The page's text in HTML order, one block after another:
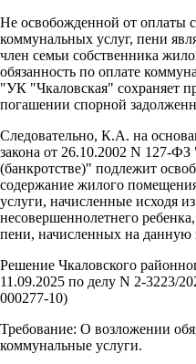
Не освобожденной от оплаты
коммунальных услуг, пени
член семьи собственника
обязанность по оплате
"УК "Чкаловская" сохраняет
погашении спорной
Следовательно, К.А. на
закона от 26.10.2002 N 127-ФЗ
(банкротстве)" подлежит
содержание жилого
услуги, начисленные исходя
несовершеннолетнего
пени, начисленных на данную
Решение Чкаловского
11.09.2025 по делу N 2-3223/
000277-10)
Требование: О возложении
коммунальные услуги.